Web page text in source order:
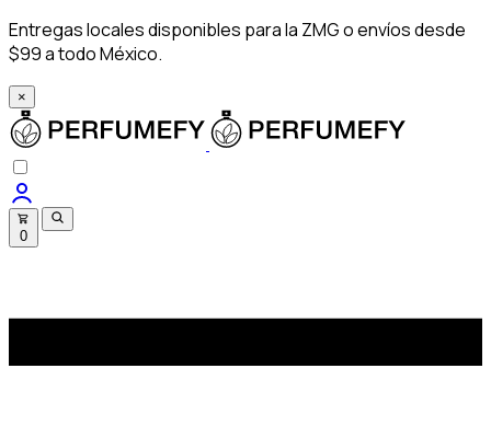
Entregas locales disponibles para la ZMG o envíos desde
$99 a todo México.
×
0